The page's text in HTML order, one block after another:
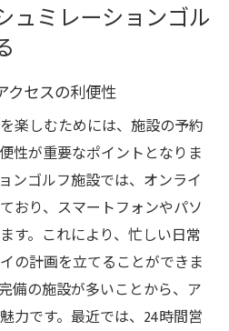
ュミレーションゴル
クセスの利便性
楽しむためには、施設の予約
性が重要なポイントとなりま
ンゴルフ施設では、オンライ
おり、スマートフォンやパソ
す。これにより、忙しい日常
の計画を立てることができま
備の施設が多いことから、ア
力です。最近では、24時間営